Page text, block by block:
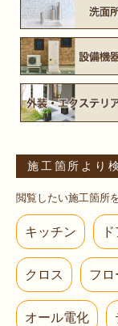
施工箇所より
閲覧したい施工箇所
キッチン
クロス フロ
オール電化